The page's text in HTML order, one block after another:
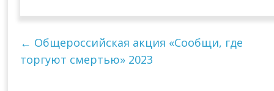
← Общероссийская акция «Сообщи, где
торгуют смертью» 2023